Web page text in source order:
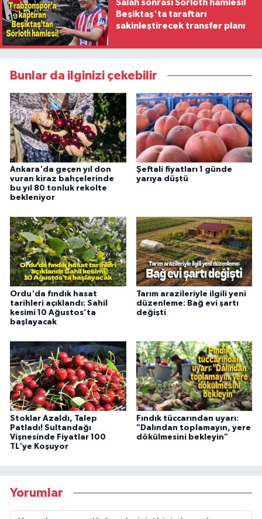
Salah sonrası Sörloth hamlesi!
Beşiktaş'ta taraftarı
sakinleştirecek transfer planı
Bunlar da ilginizi çekebilir
Ankara'da geçen yıl don
vuran kiraz bahçelerinde
bu yıl 80 tonluk rekolte
bekleniyor
Şeftali fiyatları 1 günde
yarıya düştü
Ordu'da fındık hasat
tarihleri açıklandı: Sahil
kesimi 10 Ağustos’ta
başlayacak
Tarım arazileriyle ilgili yeni
düzenleme: Bağ evi şartı
değişti
Stoklar Azaldı, Talep
Patladı! Sultandağı
Vişnesinde Fiyatlar 100
TL'ye Koşuyor
Fındık tüccarından uyarı:
"Dalından toplamayın, yere
dökülmesini bekleyin"
Yorumlar